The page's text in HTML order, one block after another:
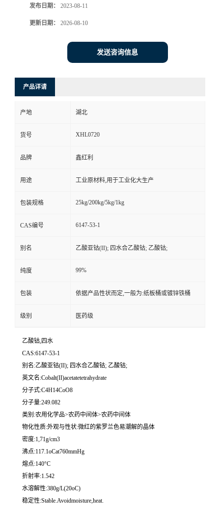
发布日期： 2023-08-11
更新日期： 2026-08-10
发送咨询信息
产品详请
产地 湖北
货号 XHL0720
品牌 鑫红利
用途 工业原材料,用于工业化大生产
包装规格 25kg/200kg/5kg/1kg
CAS编号 6147-53-1
别名 乙酸亚钴(II); 四水合乙酸钴; 乙酸钴;
纯度 99%
包装 依据产品性状而定,一般为:纸板桶或镀锌铁桶
级别 医药级
乙酸钴,四水
CAS:6147-53-1
别名:乙酸亚钴(II); 四水合乙酸钴; 乙酸钴;
英文名:Cobalt(II)acetatetetrahydrate
分子式:C4H14CoO8
分子量:249.082
类别:农用化学品>农药中间体>农药中间体
物化性质:外观与性状:微红的紫罗兰色易潮解的晶体
密度:1,71g/cm3
沸点:117.1oCat760mmHg
熔点:140°C
折射率:1.542
水溶解性:380g/L(20oC)
稳定性:Stable.Avoidmoisture,heat.